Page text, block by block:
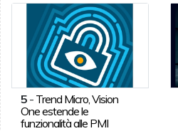
5- Trend Micro, Vision
One estende le
funzionalità alle PMI